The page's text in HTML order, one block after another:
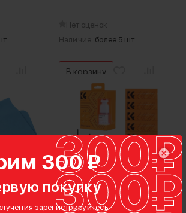
300 ₽
покупку
зарегистрируйтесь
Нет оценок
Наличие: более 5 шт.
В корзину
1 590₽